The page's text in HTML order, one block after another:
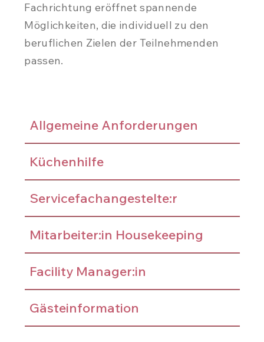
Fachrichtung eröffnet spannende
Möglichkeiten, die individuell zu den
beruflichen Zielen der Teilnehmenden
passen.
Allgemeine Anforderungen
Küchenhilfe
Servicefachangestelte:r
Mitarbeiter:in Housekeeping
Facility Manager:in
Gästeinformation